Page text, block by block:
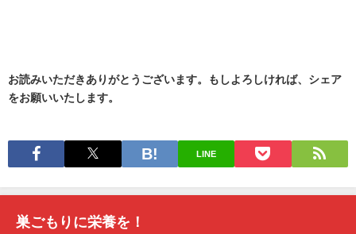
お読みいただきありがとうございます。もしよろしければ、シェア
をお願いいたします。
LINE
巣ごもりに栄養を！